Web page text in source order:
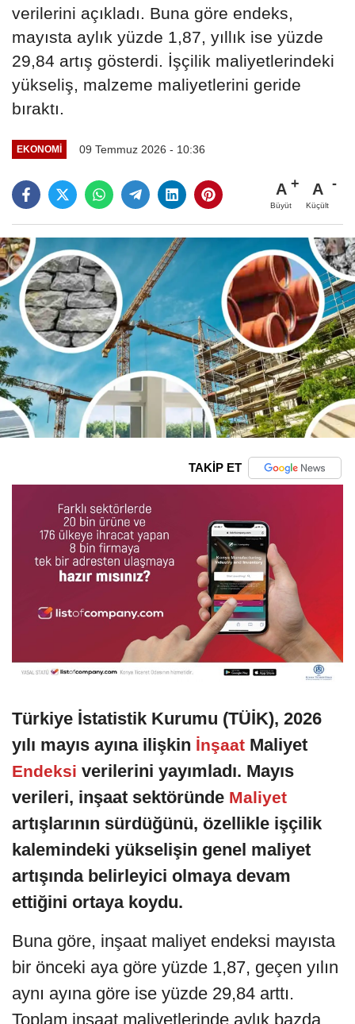
verilerini açıkladı. Buna göre endeks,
mayısta aylık yüzde 1,87, yıllık ise yüzde
29,84 artış gösterdi. İşçilik maliyetlerindeki
yükseliş, malzeme maliyetlerini geride
bıraktı.
EKONOMI 09 Temmuz 2026 - 10:36
A
Büyüt
A
Küçült
TAKİP ET
Türkiye İstatistik Kurumu (TÜİK), 2026
yılı mayıs ayına ilişkin İnşaat Maliyet
Endeksi verilerini yayımladı. Mayıs
verileri, inşaat sektöründe Maliyet
artışlarının sürdüğünü, özellikle işçilik
kalemindeki yükselişin genel maliyet
artışında belirleyici olmaya devam
ettiğini ortaya koydu.
Buna göre, inşaat maliyet endeksi mayısta
bir önceki aya göre yüzde 1,87, geçen yılın
aynı ayına göre ise yüzde 29,84 arttı.
Toplam inşaat maliyetlerinde aylık bazda